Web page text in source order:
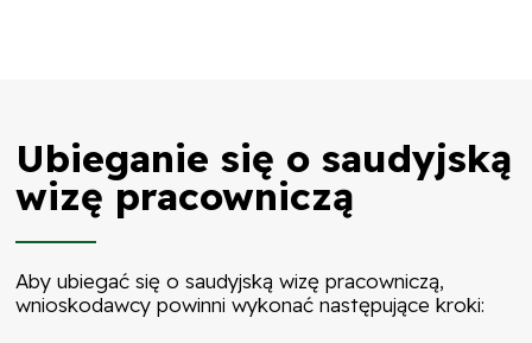
Ubieganie się o saudyjską
wizę pracowniczą
Aby ubiegać się o saudyjską wizę pracowniczą,
wnioskodawcy powinni wykonać następujące kroki: